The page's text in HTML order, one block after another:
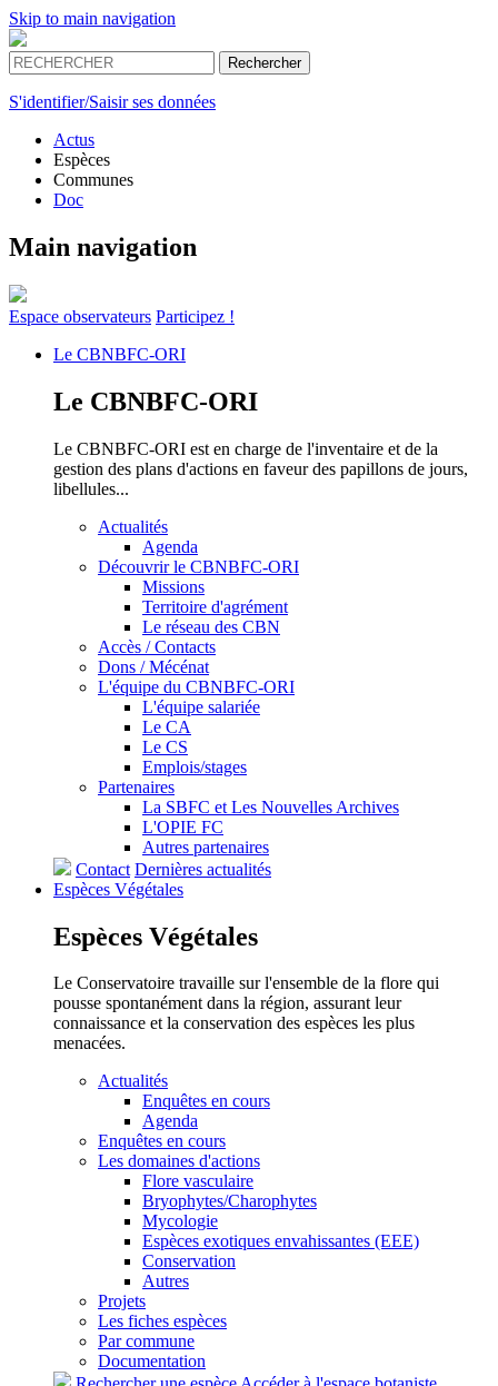
Skip to main navigation
S'identifier/Saisir ses données
Actus
Espèces
Communes
Doc
Main navigation
Espace observateurs Participez !
Le CBNBFC-ORI
Le CBNBFC-ORI
Le CBNBFC-ORI est en charge de l'inventaire et de la
gestion des plans d'actions en faveur des papillons de jours,
libellules...
Actualités
Agenda
Découvrir le CBNBFC-ORI
Missions
Territoire d'agrément
Le réseau des CBN
Accès / Contacts
Dons / Mécénat
L'équipe du CBNBFC-ORI
L'équipe salariée
Le CA
Le CS
Emplois/stages
Partenaires
La SBFC et Les Nouvelles Archives
L'OPIE FC
Autres partenaires
Contact Dernières actualités
Espèces Végétales
Espèces Végétales
Le Conservatoire travaille sur l'ensemble de la flore qui
pousse spontanément dans la région, assurant leur
connaissance et la conservation des espèces les plus
menacées.
Actualités
Enquêtes en cours
Agenda
Enquêtes en cours
Les domaines d'actions
Flore vasculaire
Bryophytes/Charophytes
Mycologie
Espèces exotiques envahissantes (EEE)
Conservation
Autres
Projets
Les fiches espèces
Par commune
Documentation